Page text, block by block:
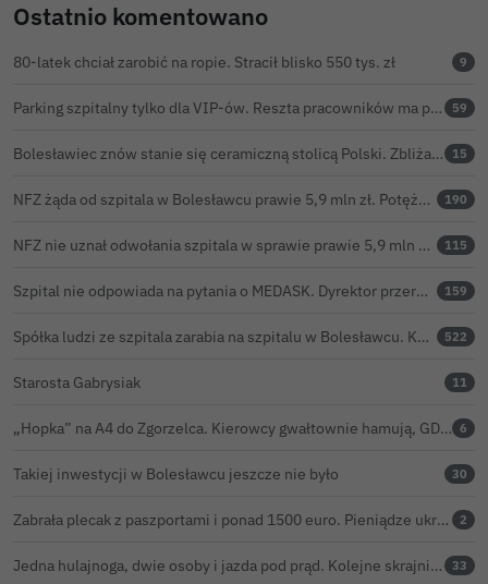
Ostatnio komentowano
80-latek chciał zarobić na ropie. Stracił blisko 550 tys. zł 9
Parking szpitalny tylko dla VIP-ów. Reszta pracowników ma parkować na bazarze 59
Bolesławiec znów stanie się ceramiczną stolicą Polski. Zbliża się 32. Święto Ceramiki 15
NFZ żąda od szpitala w Bolesławcu prawie 5,9 mln zł. Potężny cios po kontroli rozliczeń 190
NFZ nie uznał odwołania szpitala w sprawie prawie 5,9 mln zł. Barczyk: rozważamy sąd 115
Szpital nie odpowiada na pytania o MEDASK. Dyrektor przerwał temat podczas konferencji o inwestycjach 159
Spółka ludzi ze szpitala zarabia na szpitalu w Bolesławcu. Kwoty pozostają tajne 522
Starosta Gabrysiak 11
„Hopka” na A4 do Zgorzelca. Kierowcy gwałtownie hamują, GDDKiA wyjaśnia, skąd problem 6
Takiej inwestycji w Bolesławcu jeszcze nie było 30
Zabrała plecak z paszportami i ponad 1500 euro. Pieniądze ukryła w zaskakującym miejscu 2
Jedna hulajnoga, dwie osoby i jazda pod prąd. Kolejne skrajnie nieodpowiedzialne zachowanie na ulicach Bolesławca 33